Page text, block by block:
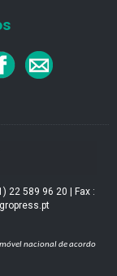
22 589 96 20 | Fax :
nacional de acordo